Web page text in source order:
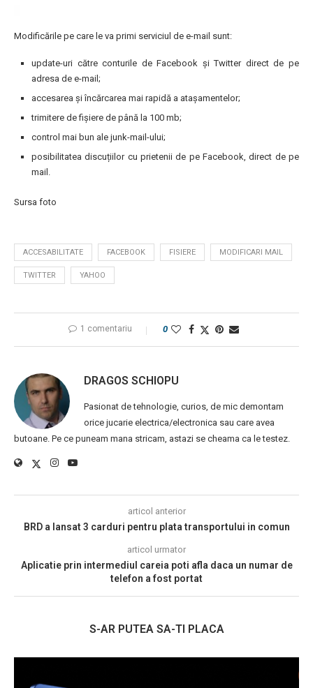
Modificările pe care le va primi serviciul de e-mail sunt:
update-uri către conturile de Facebook și Twitter direct de pe
adresa de e-mail;
accesarea și încărcarea mai rapidă a atașamentelor;
trimitere de fișiere de până la 100 mb;
control mai bun ale junk-mail-ului;
posibilitatea discuțiilor cu prietenii de pe Facebook, direct de pe
mail.
Sursa foto
ACCESABILITATE FACEBOOK FISIERE MODIFICARI MAIL
TWITTER YAHOO
1 comentariu 0
DRAGOS SCHIOPU
Pasionat de tehnologie, curios, de mic demontam
orice jucarie electrica/electronica sau care avea
butoane. Pe ce puneam mana stricam, astazi se cheama ca le testez.
articol anterior
BRD a lansat 3 carduri pentru plata transportului in comun
articol urmator
Aplicatie prin intermediul careia poti afla daca un numar de
telefon a fost portat
S-AR PUTEA SA-TI PLACA